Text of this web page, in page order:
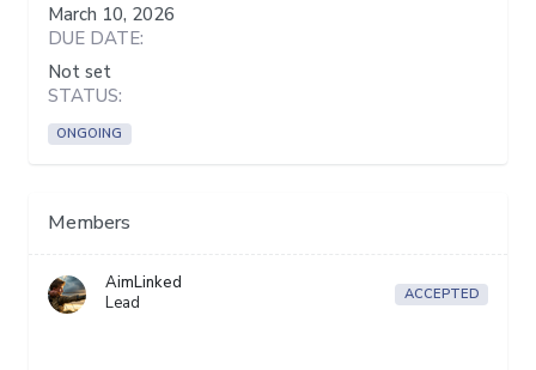
March 10, 2026
DUE DATE:
Not set
STATUS:
ONGOING
Members
AimLinked
Lead
ACCEPTED